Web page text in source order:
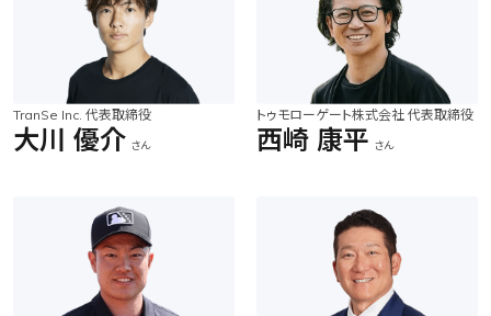
TranSe Inc. 代表取締役
大川 優介 さん
トゥモローゲート株式会社 代表取締役
西崎 康平 さん